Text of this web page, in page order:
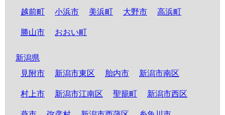
越前町 小浜市 美浜町 大野市 高浜町
勝山市 おおい町
新潟県
見附市
新潟市東区 胎内市 新潟市南区
村上市 新潟市江南区 聖籠町 新潟市西区